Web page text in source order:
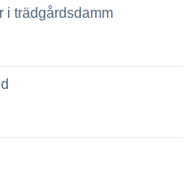
i trädgårdsdamm